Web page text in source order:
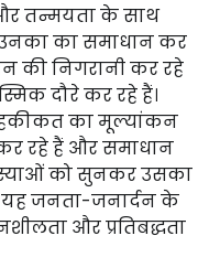
तन्मयता के साथ
का समाधान कर
की निगरानी कर रहे
दौरे कर रहे हैं।
का मूल्यांकन
रहे हैं और समाधान
को सुनकर उसका
यह जनता-जनार्दन के
और प्रतिबद्धता